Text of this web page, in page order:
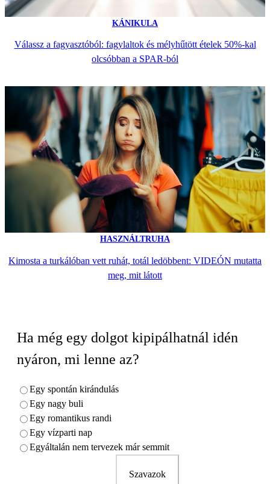
KÁNIKULA
Válassz a fagyasztóból: fagylaltok és mélyhűtött ételek 50%-kal
olcsóbban a SPAR-ból
HASZNÁLTRUHA
Kimosta a turkálóban vett ruhát, totál ledöbbent: VIDEÓN mutatta
meg, mit látott
Ha még egy dolgot kipipálhatnál idén
nyáron, mi lenne az?
Egy spontán kirándulás
Egy nagy buli
Egy romantikus randi
Egy vízparti nap
Egyáltalán nem tervezek már semmit
Szavazok